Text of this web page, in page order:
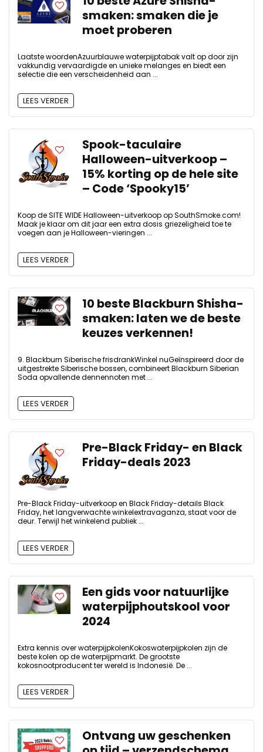
smaken: smaken die je
moet proberen
Laatste woordenAzuurblauwe waterpijptabak valt op door zijn
vakkundig vervaardigde en unieke melanges en biedt een
selectie die een verscheidenheid aan ...
LEES VERDER
Spook-taculaire
Halloween-uitverkoop –
15% korting op de hele site
– Code ‘Spooky15’
Koop de SITE WIDE Halloween-uitverkoop op SouthSmoke.com!
Maak je klaar om dit jaar een extra dosis griezeligheid toe te
voegen aan je Halloween-vieringen ...
LEES VERDER
10 beste Blackburn Shisha-
smaken: laten we de beste
keuzes verkennen!
9. Blackburn Siberische frisdrankWinkel nuGeïnspireerd door de
uitgestrekte Siberische bossen, combineert Blackburn Siberian
Soda opvallende dennennoten met ...
LEES VERDER
Pre-Black Friday- en Black
Friday-deals 2023
Pre-Black Friday-uitverkoop en Black Friday-details Black
Friday, het langverwachte winkelextravaganza, staat voor de
deur. Terwijl het winkelend publiek ...
LEES VERDER
Een gids voor natuurlijke
waterpijphoutskool voor
2024
Extra kennis over waterpijpkolenKokoswaterpijpkolen zijn de
beste kolen op de waterpijpmarkt. De grootste
kokosnootproducent ter wereld is Indonesië. De ...
LEES VERDER
Ontvang uw geschenken